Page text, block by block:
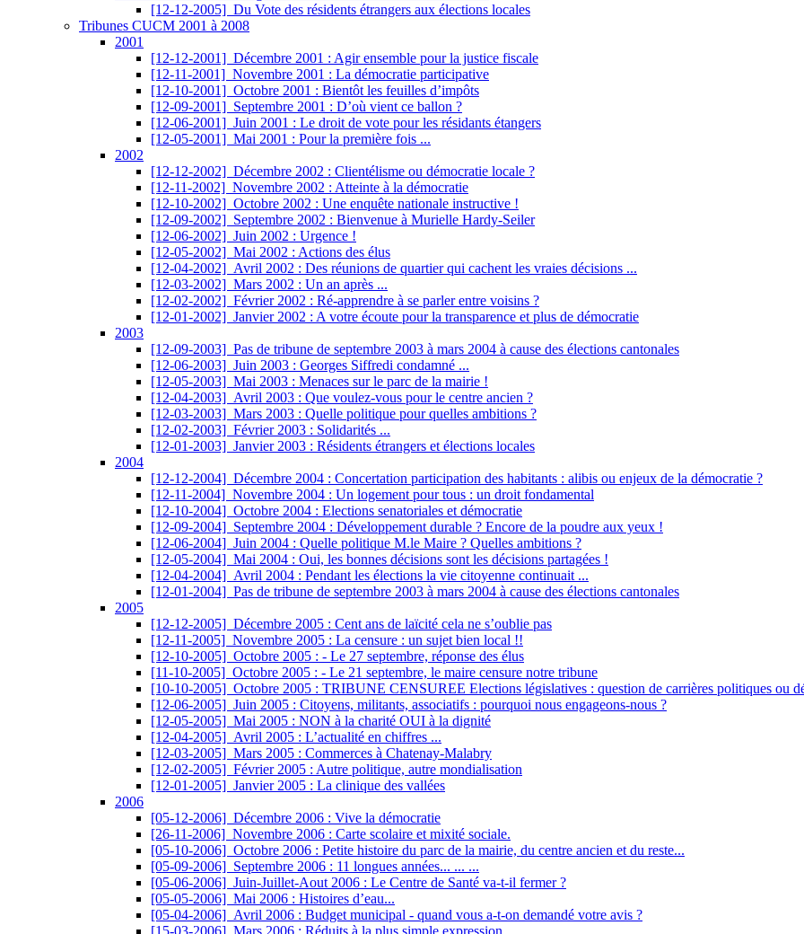
[12-12-2005] Du Vote des résidents étrangers aux élections locales
Tribunes CUCM 2001 à 2008
2001
[12-12-2001] Décembre 2001 : Agir ensemble pour la justice fiscale
[12-11-2001] Novembre 2001 : La démocratie participative
[12-10-2001] Octobre 2001 : Bientôt les feuilles d’impôts
[12-09-2001] Septembre 2001 : D’où vient ce ballon ?
[12-06-2001] Juin 2001 : Le droit de vote pour les résidants étangers
[12-05-2001] Mai 2001 : Pour la première fois ...
2002
[12-12-2002] Décembre 2002 : Clientélisme ou démocratie locale ?
[12-11-2002] Novembre 2002 : Atteinte à la démocratie
[12-10-2002] Octobre 2002 : Une enquête nationale instructive !
[12-09-2002] Septembre 2002 : Bienvenue à Murielle Hardy-Seiler
[12-06-2002] Juin 2002 : Urgence !
[12-05-2002] Mai 2002 : Actions des élus
[12-04-2002] Avril 2002 : Des réunions de quartier qui cachent les vraies décisions ...
[12-03-2002] Mars 2002 : Un an après ...
[12-02-2002] Février 2002 : Ré-apprendre à se parler entre voisins ?
[12-01-2002] Janvier 2002 : A votre écoute pour la transparence et plus de démocratie
2003
[12-09-2003] Pas de tribune de septembre 2003 à mars 2004 à cause des élections cantonales
[12-06-2003] Juin 2003 : Georges Siffredi condamné ...
[12-05-2003] Mai 2003 : Menaces sur le parc de la mairie !
[12-04-2003] Avril 2003 : Que voulez-vous pour le centre ancien ?
[12-03-2003] Mars 2003 : Quelle politique pour quelles ambitions ?
[12-02-2003] Février 2003 : Solidarités ...
[12-01-2003] Janvier 2003 : Résidents étrangers et élections locales
2004
[12-12-2004] Décembre 2004 : Concertation participation des habitants : alibis ou enjeux de la démocratie ?
[12-11-2004] Novembre 2004 : Un logement pour tous : un droit fondamental
[12-10-2004] Octobre 2004 : Elections senatoriales et démocratie
[12-09-2004] Septembre 2004 : Développement durable ? Encore de la poudre aux yeux !
[12-06-2004] Juin 2004 : Quelle politique M.le Maire ? Quelles ambitions ?
[12-05-2004] Mai 2004 : Oui, les bonnes décisions sont les décisions partagées !
[12-04-2004] Avril 2004 : Pendant les élections la vie citoyenne continuait ...
[12-01-2004] Pas de tribune de septembre 2003 à mars 2004 à cause des élections cantonales
2005
[12-12-2005] Décembre 2005 : Cent ans de laïcité cela ne s’oublie pas
[12-11-2005] Novembre 2005 : La censure : un sujet bien local !!
[12-10-2005] Octobre 2005 : - Le 27 septembre, réponse des élus
[11-10-2005] Octobre 2005 : - Le 21 septembre, le maire censure notre tribune
[10-10-2005] Octobre 2005 : TRIBUNE CENSUREE Elections législatives : question de carrières politiques ou
[12-06-2005] Juin 2005 : Citoyens, militants, associatifs : pourquoi nous engageons-nous ?
[12-05-2005] Mai 2005 : NON à la charité OUI à la dignité
[12-04-2005] Avril 2005 : L’actualité en chiffres ...
[12-03-2005] Mars 2005 : Commerces à Chatenay-Malabry
[12-02-2005] Février 2005 : Autre politique, autre mondialisation
[12-01-2005] Janvier 2005 : La clinique des vallées
2006
[05-12-2006] Décembre 2006 : Vive la démocratie
[26-11-2006] Novembre 2006 : Carte scolaire et mixité sociale.
[05-10-2006] Octobre 2006 : Petite histoire du parc de la mairie, du centre ancien et du reste...
[05-09-2006] Septembre 2006 : 11 longues années... ... ...
[05-06-2006] Juin-Juillet-Aout 2006 : Le Centre de Santé va-t-il fermer ?
[05-05-2006] Mai 2006 : Histoires d’eau...
[05-04-2006] Avril 2006 : Budget municipal - quand vous a-t-on demandé votre avis ?